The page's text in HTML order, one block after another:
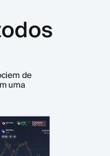
de
uma